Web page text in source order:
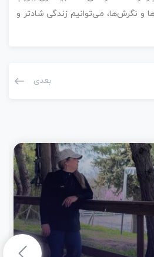
و نگرش‌ها، می‌توانیم زندگی شادتر و
بعدی